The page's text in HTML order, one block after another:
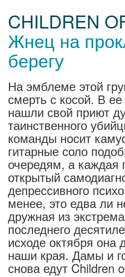
CHILDREN
Жнец на
берегу
На эмблеме этой
смерть с косой. В
нашли свой приют
таинственного
команды носит
гитарные соло
очередям, а каждая
открытый
депрессивного
менее, это едва ли
дружная из
последнего
исходе октября она
наши края. Дамы и
снова едут Children